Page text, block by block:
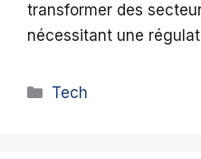
transformer des
nécessitant une
Catégories
Tech